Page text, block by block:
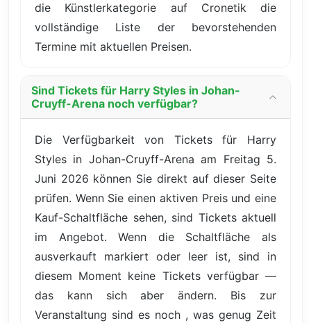
die Künstlerkategorie auf Cronetik die
vollständige Liste der bevorstehenden
Termine mit aktuellen Preisen.
Sind Tickets für Harry Styles in Johan-
Cruyff-Arena noch verfügbar?
Die Verfügbarkeit von Tickets für Harry
Styles in Johan-Cruyff-Arena am Freitag 5.
Juni 2026 können Sie direkt auf dieser Seite
prüfen. Wenn Sie einen aktiven Preis und eine
Kauf-Schaltfläche sehen, sind Tickets aktuell
im Angebot. Wenn die Schaltfläche als
ausverkauft markiert oder leer ist, sind in
diesem Moment keine Tickets verfügbar —
das kann sich aber ändern. Bis zur
Veranstaltung sind es noch , was genug Zeit